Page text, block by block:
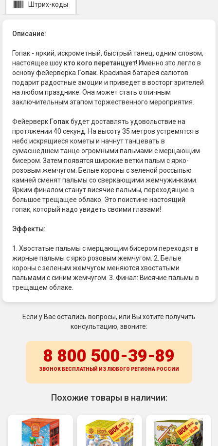
Штрих-коды
Описание:
Гопак - яркий, искрометный, быстрый танец, одним словом,
настоящее шоу кто кого перетанцует! Именно это легло в
основу фейерверка Гопак . Красивая батарея салютов
подарит радостные эмоции и приведет в восторг зрителей
на любом празднике. Она может стать отличным
заключительным этапом торжественного мероприятия.
Фейерверк Гопакбудет доставлять удовольствие на
протяжении 40 секунд. На высоту 35 метров устремятся в
небо искрящиеся кометы и начнут танцевать в
сумасшедшем танце огромными пальмами с мерцающим
бисером. Затем появятся широкие ветки пальм с ярко-
розовым жемчугом. Белые короны с зеленой россыпью
камней сменят пальмы со сверкающими жемчужинками.
Ярким финалом станут висячие пальмы, переходящие в
большое трещащее облако. Это поистине настоящий
гопак, который надо увидеть своими глазами!
Эффекты:
1. Хвостатые пальмы с мерцающим бисером переходят в
жирные пальмы с ярко розовым жемчугом. 2. Белые
короны с зеленым жемчугом меняются хвостатыми
пальмами с синим жемчугом. 3. Финал: Висячие пальмы в
трещащем облаке.
Если у Вас остались вопросы, или Вы хотите получить
консультацию, звоните:
8 800 500-39-89
ЗВОНОК БЕСПЛАТНЫЙ ИЗ ЛЮБОГО РЕГИОНА РОССИИ
Похожие товары в наличии: